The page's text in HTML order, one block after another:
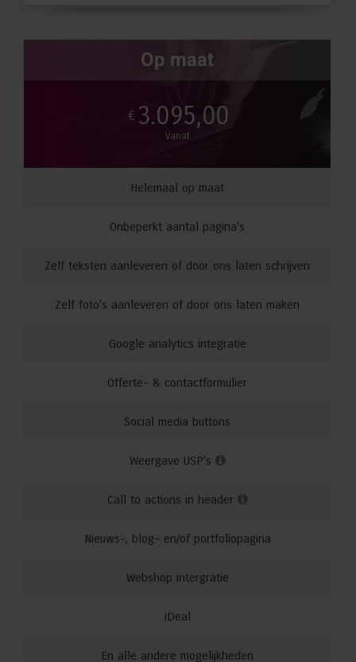
Op maat
€ 3.095,00
Vanaf
Helemaal op maat
Onbeperkt aantal pagina's
Zelf teksten aanleveren of door ons laten schrijven
Zelf foto's aanleveren of door ons laten maken
Google analytics integratie
Offerte- & contactformulier
Social media buttons
Weergave USP's
Call to actions in header
Nieuws-, blog- en/of portfoliopagina
Webshop intergratie
iDeal
En alle andere mogelijkheden